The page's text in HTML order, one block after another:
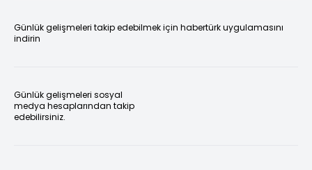
Günlük gelişmeleri takip edebilmek için habertürk uygulamasını
indirin
Günlük gelişmeleri sosyal
medya hesaplarından takip
edebilirsiniz.